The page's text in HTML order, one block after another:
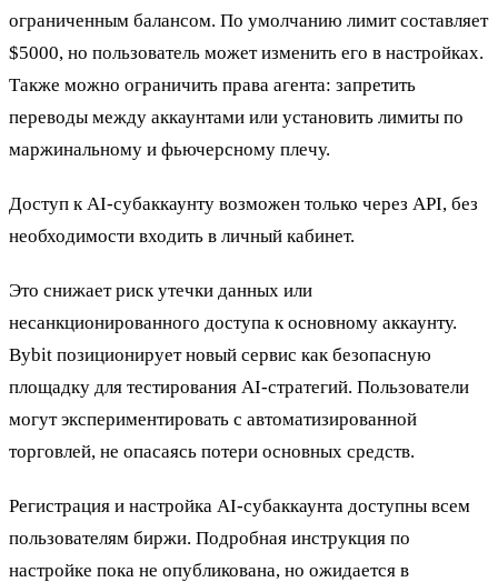
ограниченным балансом. По умолчанию лимит составляет
$5000, но пользователь может изменить его в настройках.
Также можно ограничить права агента: запретить
переводы между аккаунтами или установить лимиты по
маржинальному и фьючерсному плечу.
Доступ к AI-субаккаунту возможен только через API, без
необходимости входить в личный кабинет.
Это снижает риск утечки данных или
несанкционированного доступа к основному аккаунту.
Bybit позиционирует новый сервис как безопасную
площадку для тестирования AI-стратегий. Пользователи
могут экспериментировать с автоматизированной
торговлей, не опасаясь потери основных средств.
Регистрация и настройка AI-субаккаунта доступны всем
пользователям биржи. Подробная инструкция по
настройке пока не опубликована, но ожидается в